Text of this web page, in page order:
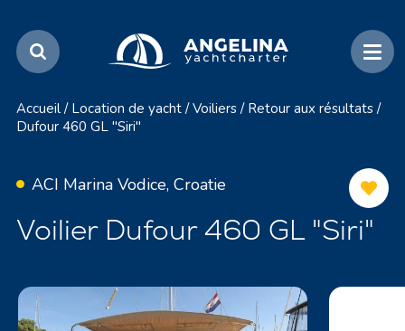
Accueil / Location de yacht / Voiliers / Retour aux résultats /
Dufour 460 GL "Siri"
ACI Marina Vodice, Croatie
Voilier Dufour 460 GL "Siri"